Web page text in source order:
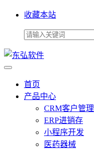
收藏本站
首页
产品中心
CRM客户管理
ERP进销存
小程序开发
医药器械